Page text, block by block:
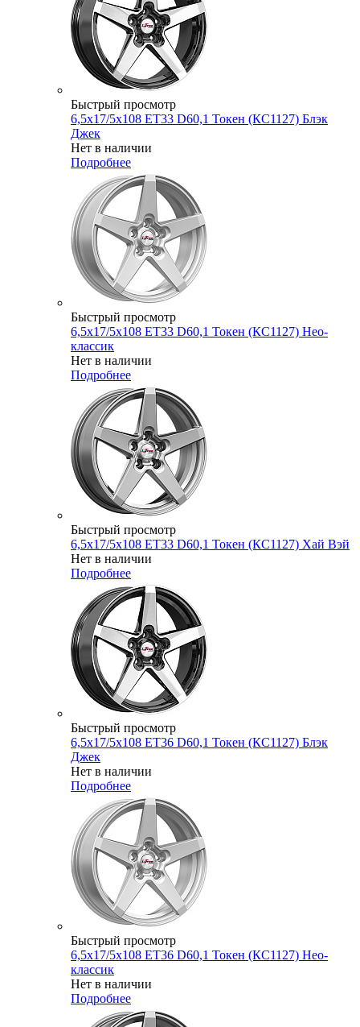
Быстрый просмотр
6,5x17/5x108 ET33 D60,1 Токен (КС1127) Блэк
Джек
Нет в наличии
Подробнее
Быстрый просмотр
6,5x17/5x108 ET33 D60,1 Токен (КС1127) Нео-
классик
Нет в наличии
Подробнее
Быстрый просмотр
6,5x17/5x108 ET33 D60,1 Токен (КС1127) Хай Вэй
Нет в наличии
Подробнее
Быстрый просмотр
6,5x17/5x108 ET36 D60,1 Токен (КС1127) Блэк
Джек
Нет в наличии
Подробнее
Быстрый просмотр
6,5x17/5x108 ET36 D60,1 Токен (КС1127) Нео-
классик
Нет в наличии
Подробнее